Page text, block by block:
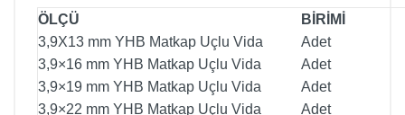
ÖLÇÜ
BİRİMİ
3,9X13 mm YHB Matkap Uçlu Vida
Adet
3,9×16 mm YHB Matkap Uçlu Vida
Adet
3,9×19 mm YHB Matkap Uçlu Vida
Adet
3,9×22 mm YHB Matkap Uçlu Vida
Adet